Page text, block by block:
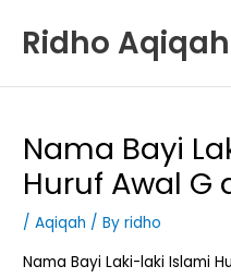
Ridho
Nama Bayi
Huruf Awal G
/Aqiqah / Byridho
Nama Bayi Laki-laki Islami
a
o
r
i